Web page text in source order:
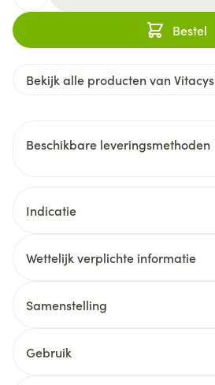
Bestel
Bekijk alle producten van Vitacys
Beschikbare leveringsmethoden
Indicatie
Wettelijk verplichte informatie
Samenstelling
Gebruik